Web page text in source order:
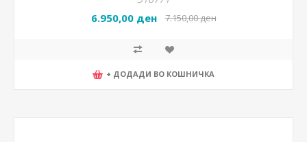
6.950,00 ден 7.150,00 ден
+ ДОДАДИ ВО КОШНИЧКА